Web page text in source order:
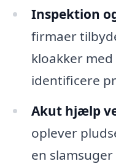
Inspektion
firmaer
kloakker
identificere
Akut hjælp
oplever
en